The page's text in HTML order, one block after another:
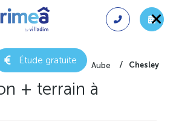
Étude gratuite
maison + terrain Aube Chesley
+ terrain à